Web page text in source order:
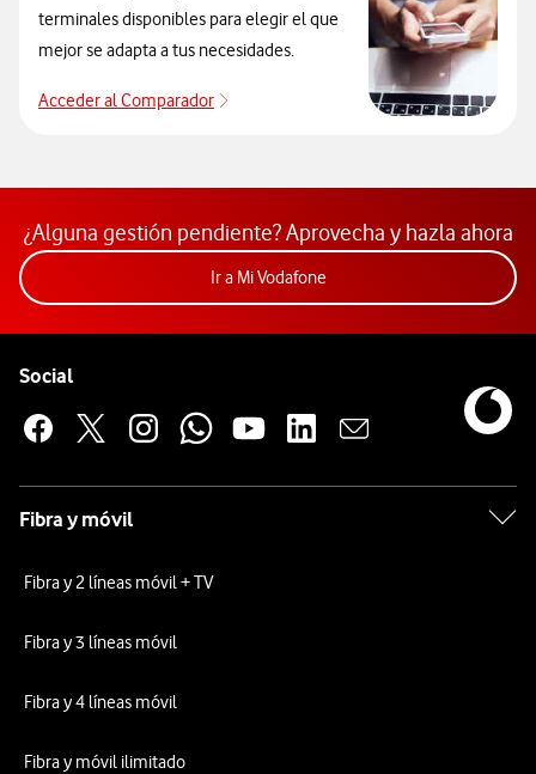
terminales disponibles para elegir el que
mejor se adapta a tus necesidades.
Acceder al Comparador
Acceder al Comparador
¿Alguna gestión pendiente? Aprovecha y hazla ahora
Ir a Mi VodafoneAcceder a la app Mi
Social
Fibra y móvil
Fibra y 2 líneas móvil + TV
Fibra y 3 líneas móvil
Fibra y 4 líneas móvil
Fibra y móvil ilimitado